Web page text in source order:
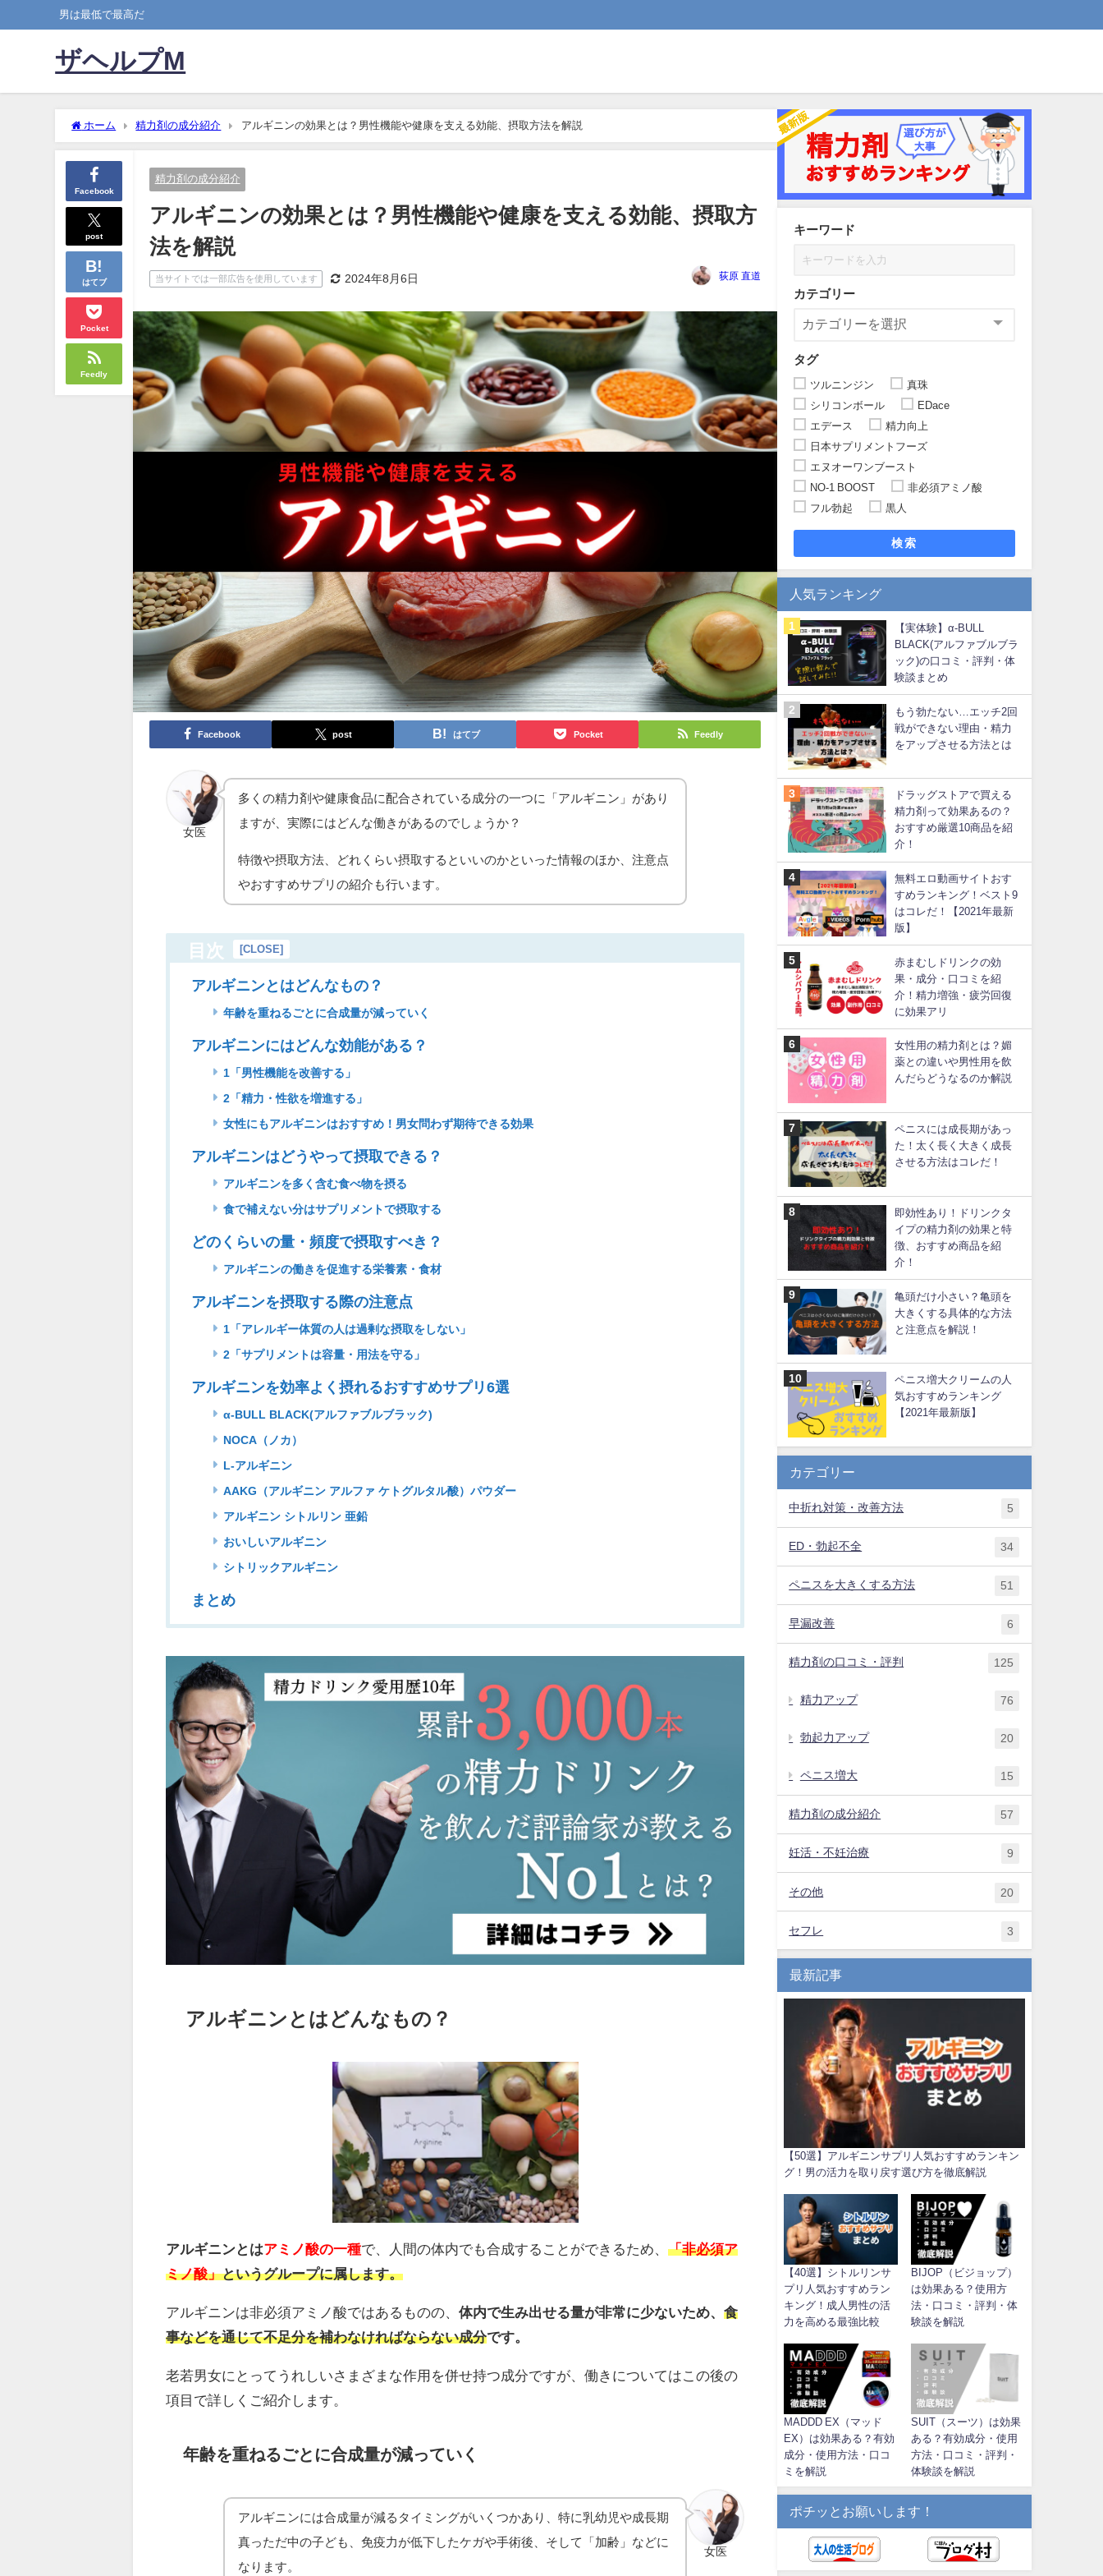
男は最低で最高だ
ザヘルプM
ホーム 精力剤の成分紹介 アルギニンの効果とは？男性機能や健康を支える効能、摂取方法を解説
Facebook
post
はてブ
Pocket
Feedly
精力剤の成分紹介
アルギニンの効果とは？男性機能や健康を支える効能、摂取方
法を解説
当サイトでは一部広告を使用しています 2024年8月6日 荻原 直道
Facebook post はてブ Pocket Feedly
女医
多くの精力剤や健康食品に配合されている成分の一つに「アルギニン」があり
ますが、実際にはどんな働きがあるのでしょうか？
特徴や摂取方法、どれくらい摂取するといいのかといった情報のほか、注意点
やおすすめサプリの紹介も行います。
目次 [CLOSE]
アルギニンとはどんなもの？
年齢を重ねるごとに合成量が減っていく
アルギニンにはどんな効能がある？
1「男性機能を改善する」
2「精力・性欲を増進する」
女性にもアルギニンはおすすめ！男女問わず期待できる効果
アルギニンはどうやって摂取できる？
アルギニンを多く含む食べ物を摂る
食で補えない分はサプリメントで摂取する
どのくらいの量・頻度で摂取すべき？
アルギニンの働きを促進する栄養素・食材
アルギニンを摂取する際の注意点
1「アレルギー体質の人は過剰な摂取をしない」
2「サプリメントは容量・用法を守る」
アルギニンを効率よく摂れるおすすめサプリ6選
α-BULL BLACK(アルファブルブラック)
NOCA（ノカ）
L-アルギニン
AAKG（アルギニン アルファ ケトグルタル酸）パウダー
アルギニン シトルリン 亜鉛
おいしいアルギニン
シトリックアルギニン
まとめ
アルギニンとはどんなもの？
アルギニンとはアミノ酸の一種で、人間の体内でも合成することができるため、「非必須ア
ミノ酸」というグループに属します。
アルギニンは非必須アミノ酸ではあるものの、体内で生み出せる量が非常に少ないため、食
事などを通じて不足分を補わなければならない成分です。
老若男女にとってうれしいさまざまな作用を併せ持つ成分ですが、働きについてはこの後の
項目で詳しくご紹介します。
年齢を重ねるごとに合成量が減っていく
女医
アルギニンには合成量が減るタイミングがいくつかあり、特に乳幼児や成長期
真っただ中の子ども、免疫力が低下したケガや手術後、そして「加齢」などに
なります。
キーワード
カテゴリー
タグ
ツルニンジン
真珠
シリコンボール
EDace
エデース
精力向上
日本サプリメントフーズ
エヌオーワンブースト
NO-1 BOOST
非必須アミノ酸
フル勃起
黒人
検索
人気ランキング
【実体験】α-BULL
BLACK(アルファブルブラ
ック)の口コミ・評判・体
験談まとめ
もう勃たない…エッチ2回
戦ができない理由・精力
をアップさせる方法とは
ドラッグストアで買える
精力剤って効果あるの？
おすすめ厳選10商品を紹
介！
無料エロ動画サイトおす
すめランキング！ベスト9
はコレだ！【2021年最新
版】
赤まむしドリンクの効
果・成分・口コミを紹
介！精力増強・疲労回復
に効果アリ
女性用の精力剤とは？媚
薬との違いや男性用を飲
んだらどうなるのか解説
ペニスには成長期があっ
た！太く長く大きく成長
させる方法はコレだ！
即効性あり！ドリンクタ
イプの精力剤の効果と特
徴、おすすめ商品を紹
介！
亀頭だけ小さい？亀頭を
大きくする具体的な方法
と注意点を解説！
ペニス増大クリームの人
気おすすめランキング
【2021年最新版】
カテゴリー
中折れ対策・改善方法 5
ED・勃起不全 34
ペニスを大きくする方法 51
早漏改善 6
精力剤の口コミ・評判 125
精力アップ 76
勃起力アップ 20
ペニス増大 15
精力剤の成分紹介 57
妊活・不妊治療 9
その他 20
セフレ 3
最新記事
【50選】アルギニンサプリ人気おすすめランキン
グ！男の活力を取り戻す選び方を徹底解説
【40選】シトルリンサ
プリ人気おすすめラン
キング！成人男性の活
力を高める最強比較
BIJOP（ビジョップ）
は効果ある？使用方
法・口コミ・評判・体
験談を解説
MADDD EX（マッド
EX）は効果ある？有効
成分・使用方法・口コ
ミを解説
SUIT（スーツ）は効果
ある？有効成分・使用
方法・口コミ・評判・
体験談を解説
ポチッとお願いします！